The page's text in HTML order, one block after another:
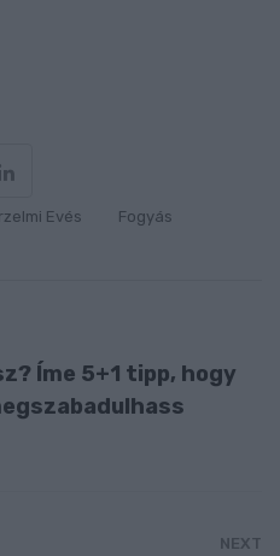
Evés
Fogyás
Íme 5+1 tipp, hogy
NEXT